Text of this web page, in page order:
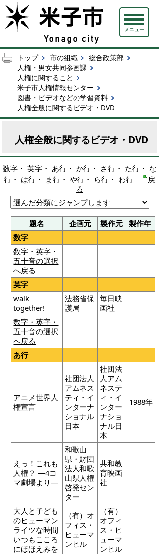
メニュー
トップ 市の組織
総合政策部
人権・男女共同参画課
人権に関すること
米子市人権情報センター
図書・ビデオなどの学習資料
人権全般に関するビデオ・DVD
人権全般に関するビデオ・DVD
数字・ 英字・ あ行・ か行・ さ行・ た行・ な
行 ・ は行 ・ ま行 ・ や行 ・ ら行 ・ わ行
戻
る
題名 企画元 製作元
製作年
数字
数字・英字・
五十音の選択
へ戻る
英字
walk
together!
法務省保
護局
毎日映
画社
数字・英字・
五十音の選択
へ戻る
あ行
アニメ世界人
権宣言
社団法人
アムネス
ティ・イ
ンターナ
ショナル
日本
社団法
人アム
ネステ
ィ・イ
ンター
ナショ
ナル日
本
1988年
えっ！これも
人権？ ―4コ
マ劇場より―
和歌山
県・財団
法人和歌
山県人権
啓発セン
ター
共和教
育映画
社
大人と子ども
のヒューマン
ライツな時間
いつもこころ
にほほえみを
（有）オ
フィス・
ヒューマ
ンヒル
（有）
オフィ
ス・ヒ
ューマ
ンヒル